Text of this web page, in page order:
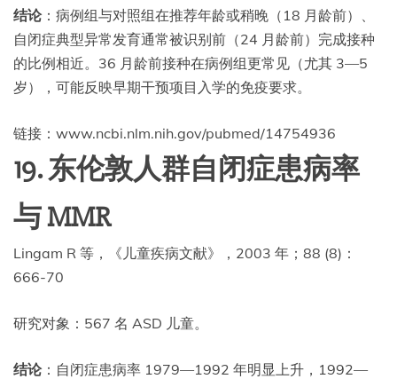
结论：病例组与对照组在推荐年龄或稍晚（18 月龄前）、
自闭症典型异常发育通常被识别前（24 月龄前）完成接种
的比例相近。36 月龄前接种在病例组更常见（尤其 3—5
岁），可能反映早期干预项目入学的免疫要求。
链接：www.ncbi.nlm.nih.gov/pubmed/14754936
19. 东伦敦人群自闭症患病率
与 MMR
Lingam R 等，《儿童疾病文献》，2003 年；88 (8)：
666-70
研究对象：567 名 ASD 儿童。
结论：自闭症患病率 1979—1992 年明显上升，1992—